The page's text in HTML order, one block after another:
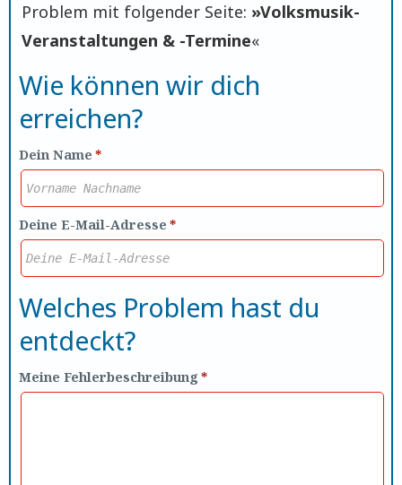
Problem mit folgender Seite: »Volksmusik-
Veranstaltungen & -Termine«
Wie können wir dich
erreichen?
Dein Name *
Deine E-Mail-Adresse *
Welches Problem hast du
entdeckt?
Meine Fehlerbeschreibung *